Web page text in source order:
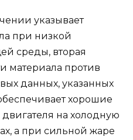
указывает
при низкой
среды, вторая
материала против
данных, указанных
хорошие
двигателя на холодную
а при сильной жаре